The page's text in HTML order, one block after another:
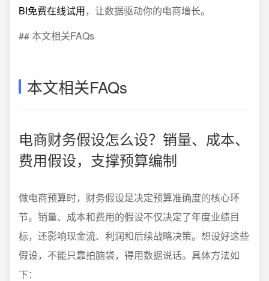
BI免费在线试用，让数据驱动你的电商增长。
## 本文相关FAQs
本文相关FAQs
电商财务假设怎么设？销量、成本、
费用假设，支撑预算编制
做电商预算时，财务假设是决定预算准确度的核心环
节。销量、成本和费用的假设不仅决定了年度业绩目
标，还影响现金流、利润和后续战略决策。想设好这些
假设，不能只靠拍脑袋，得用数据说话。具体方法如
下：